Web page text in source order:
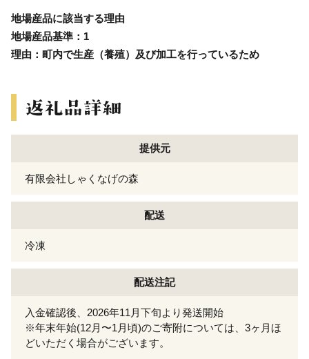
地場産品に該当する理由
地場産品基準：1
理由：町内で生産（養殖）及び加工を行っているため
提供元
有限会社しゃくなげの森
配送
冷凍
配送注記
入金確認後、2026年11月下旬より発送開始
※年末年始(12月〜1月頃)のご寄附については、3ヶ月ほ
どいただく場合がございます。